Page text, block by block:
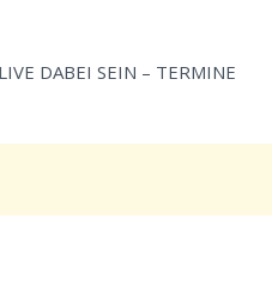
LIVE DABEI SEIN – TERMINE